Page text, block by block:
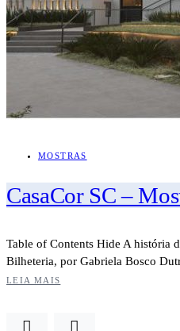
MOSTRAS
CasaCor SC –
Table of Contents Hide A história
Bilheteria, por Gabriela Bosco
LEIA MAIS